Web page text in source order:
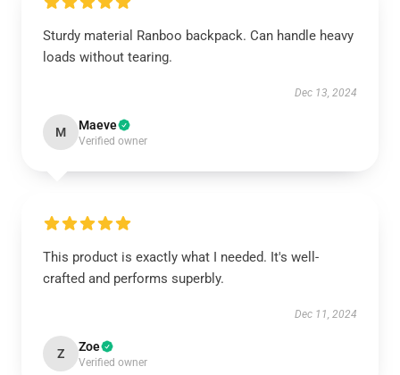
Sturdy material Ranboo backpack. Can handle heavy
loads without tearing.
Dec 13, 2024
M Maeve
Verified owner
This product is exactly what I needed. It's well-
crafted and performs superbly.
Dec 11, 2024
Z Zoe
Verified owner